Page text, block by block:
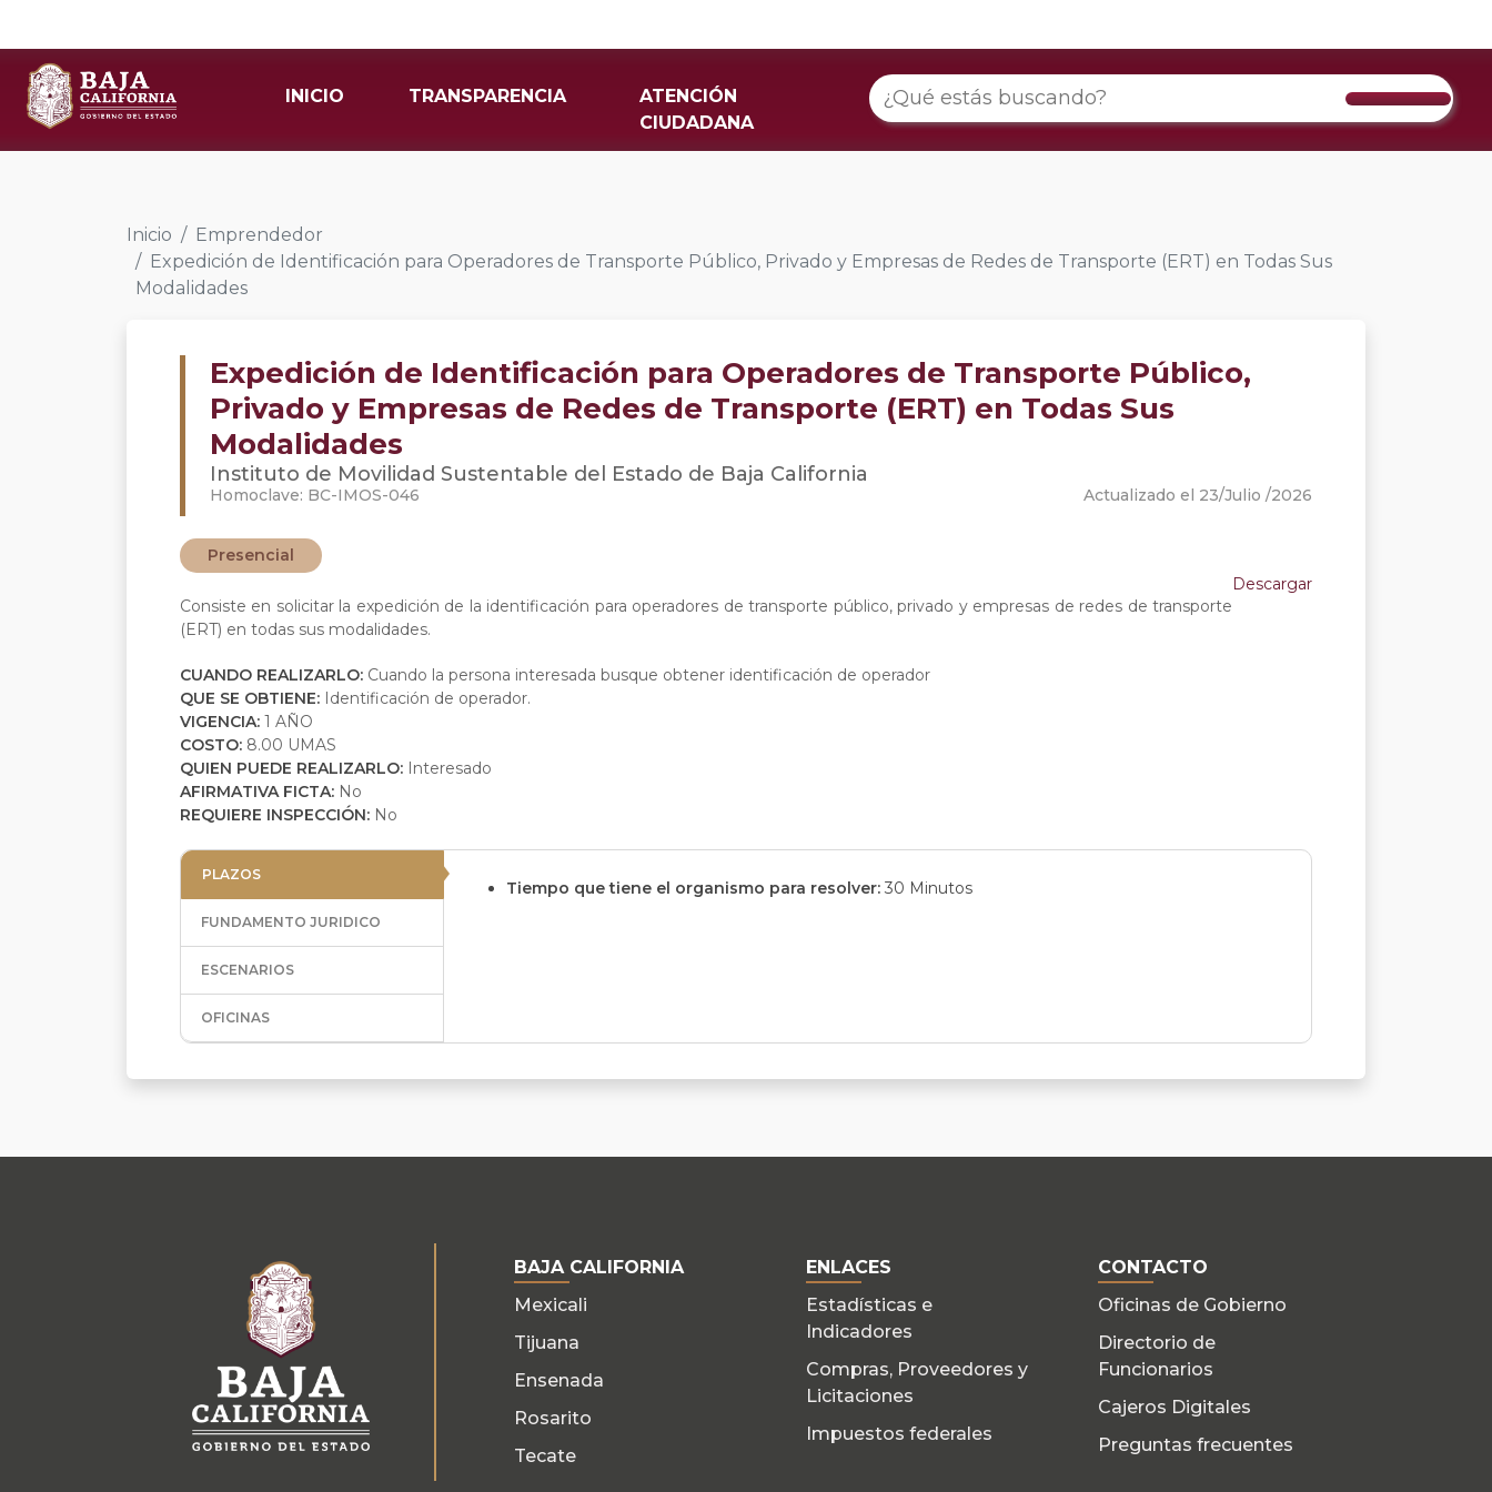
INICIO TRANSPARENCIA
ATENCIÓN
CIUDADANA
Inicio
Emprendedor
Expedición de Identificación para Operadores de Transporte Público, Privado y Empresas de Redes de Transporte (ERT) en Todas Sus
Modalidades
Expedición de Identificación para Operadores de Transporte Público,
Privado y Empresas de Redes de Transporte (ERT) en Todas Sus
Modalidades
Instituto de Movilidad Sustentable del Estado de Baja California
Homoclave: BC-IMOS-046 Actualizado el 23/Julio /2026
Presencial
Descargar
Consiste en solicitar la expedición de la identificación para operadores de transporte público, privado y empresas de redes de transporte
(ERT) en todas sus modalidades.
CUANDO REALIZARLO: Cuando la persona interesada busque obtener identificación de operador
QUE SE OBTIENE: Identificación de operador.
VIGENCIA: 1 AÑO
COSTO: 8.00 UMAS
QUIEN PUEDE REALIZARLO: Interesado
AFIRMATIVA FICTA: No
REQUIERE INSPECCIÓN: No
PLAZOS
FUNDAMENTO JURIDICO
ESCENARIOS
OFICINAS
Tiempo que tiene el organismo para resolver: 30 Minutos
BAJA CALIFORNIA
Mexicali
Tijuana
Ensenada
Rosarito
Tecate
ENLACES
Estadísticas e
Indicadores
Compras, Proveedores y
Licitaciones
Impuestos federales
CONTACTO
Oficinas de Gobierno
Directorio de
Funcionarios
Cajeros Digitales
Preguntas frecuentes